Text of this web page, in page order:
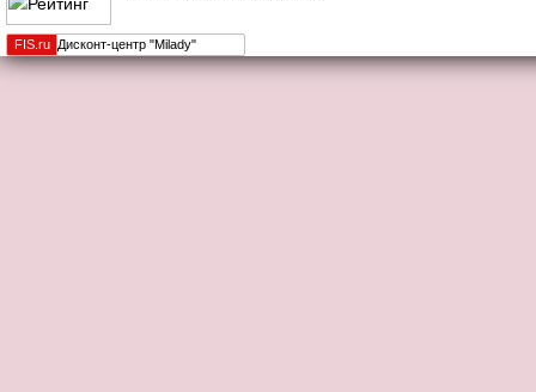
FIS. ru Дисконт-центр "Milady"